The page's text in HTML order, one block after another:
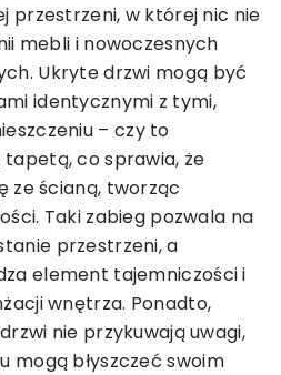
przestrzeni, w której nic nie
mebli i nowoczesnych
Ukryte drzwi mogą być
identycznymi z tymi,
– czy to
co sprawia, że
ze ścianą, tworząc
Taki zabieg pozwala na
przestrzeni, a
element tajemniczości i
wnętrza. Ponadto,
nie przykuwają uwagi,
mogą błyszczeć swoim